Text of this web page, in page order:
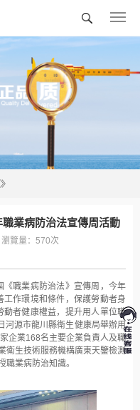
廣
天
測
技
公
司
業病防治法宣傳周活動
瀏覽量：570次
職業病防治法》宣傳周，今年
工作環境和條件，保護勞動者身
動者健康權益，提升用人單位職
河源市龍川縣衛生健康局舉辦用
企業168名主要企業負責人及職
衛生技術服務機構廣東天鑒檢測
業病防治知識。